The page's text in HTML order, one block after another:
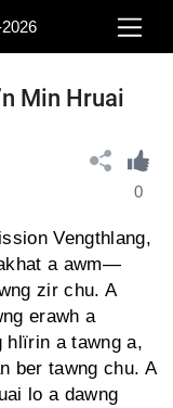
Min Hruai
0
Vengthlang,
a awm—
zir chu. A
erawh a
hlïrin a tawng a,
ber tawng chu. A
lo a dawng